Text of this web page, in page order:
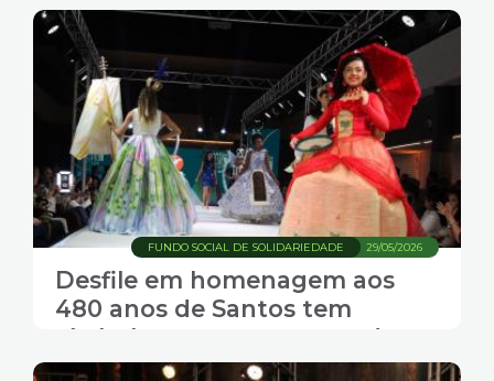
29/05/2026
FUNDO SOCIAL DE SOLIDARIEDADE
Desfile em homenagem aos
480 anos de Santos tem
símbolos e monumentos da
Cidade na passarela